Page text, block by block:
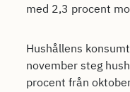
med 2,3 procent
Hushållens
november steg
procent från